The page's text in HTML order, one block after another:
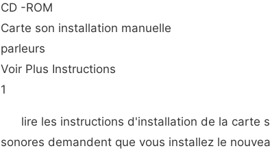
CD -ROM
Carte son installation manuelle
parleurs
Voir Plus Instructions
1
lire les instructions d'installation de la carte
sonores demandent que vous installez le